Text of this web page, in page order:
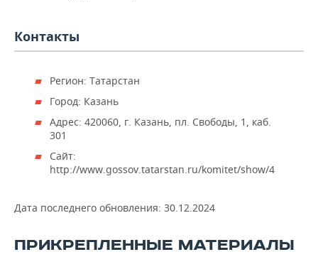
Контакты
Регион: Татарстан
Город: Казань
Адрес: 420060, г. Казань, пл. Свободы, 1, каб.
301
Сайт:
http://www.gossov.tatarstan.ru/komitet/show/4
Дата последнего обновления: 30.12.2024
ПРИКРЕПЛЕННЫЕ МАТЕРИАЛЫ